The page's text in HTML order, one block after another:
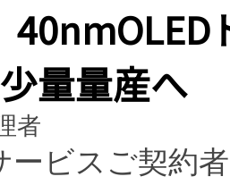
量量産へ
者
ービスご契約